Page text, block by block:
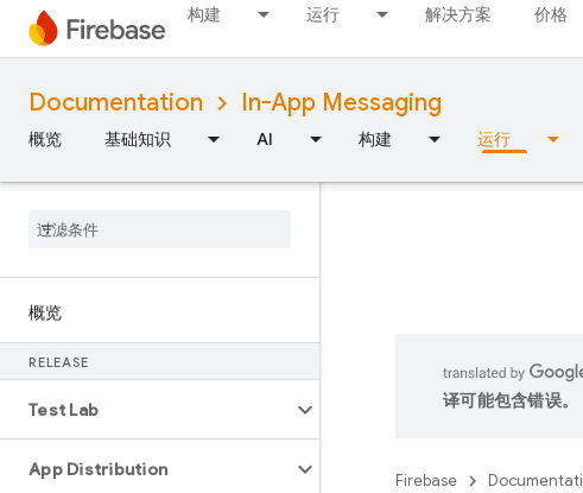
构建 运行 解决方案 价格
Documentation In-App Messaging
概览 基础知识 AI 构建 运行
概览
RELEASE
Test Lab
App Distribution
译可能包含错误。
Firebase